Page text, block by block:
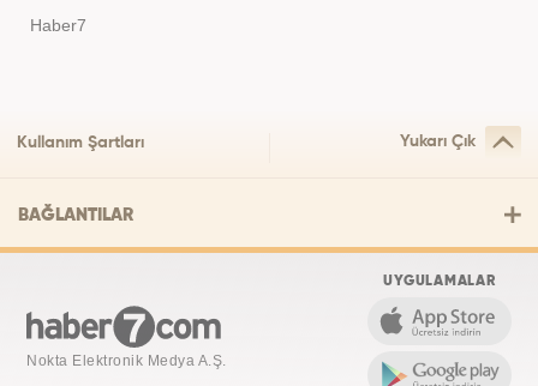
Haber7
Kullanım Şartları Yukarı Çık
BAĞLANTILAR
Nokta Elektronik Medya A.Ş.
UYGULAMALAR